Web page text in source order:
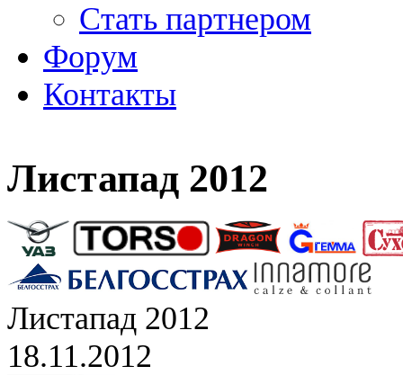
Стать партнером
Форум
Контакты
Листапад 2012
Листапад 2012
18.11.2012